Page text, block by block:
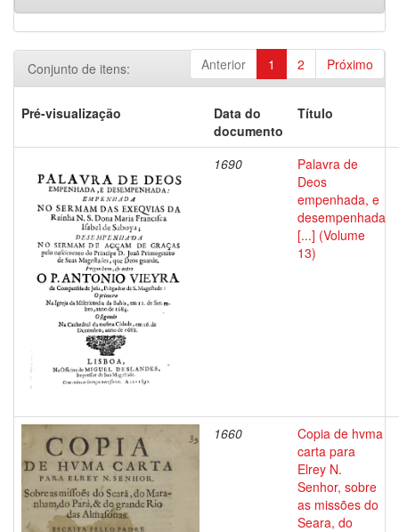
Anterior 1 2 Próximo
Conjunto de itens:
Pré-visualização
Data do
documento
Título
1690
Palavra de
Deos
empenhada, e
desempenhada
[...] (Volume
13)
1660
Copia de hvma
carta para
Elrey N.
Senhor, sobre
as missões do
Seara, do